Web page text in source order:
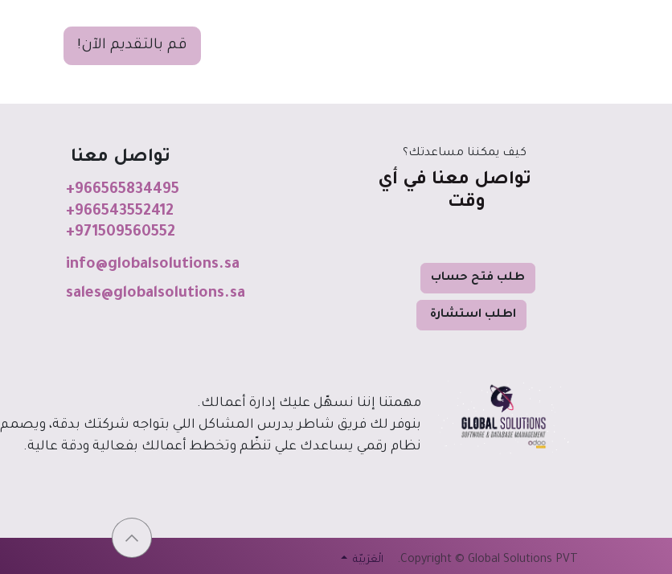
قم بالتقديم الآن!
تواصل معنا
+966565834495
+966543552412
+971509560552
info@globalsolutions.sa
sales@globalsolutions.sa
طلب فتح حساب
اطلب استشارة
كيف يمكننا مساعدتك؟
تواصل معنا في أي
وقت
مهمتنا إننا نسهّل عليك إدارة أعمالك.
بنوفر لك فريق شاطر يدرس المشاكل اللي بتواجه شركتك بدقة، ويصمم
نظام رقمي يساعدك علي تنظّم وتخطط أعمالك بفعالية ودقة عالية.
Copyright © Global Solutions PVT. الْعَرَبيّة